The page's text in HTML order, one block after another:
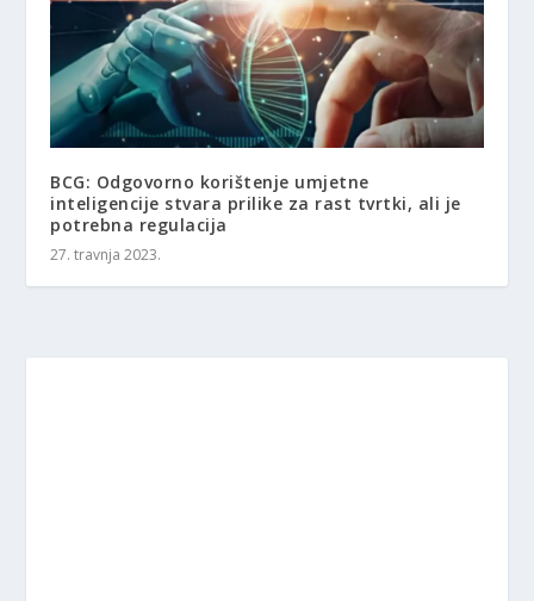
BCG: Odgovorno korištenje umjetne
inteligencije stvara prilike za rast tvrtki, ali je
potrebna regulacija
27. travnja 2023.